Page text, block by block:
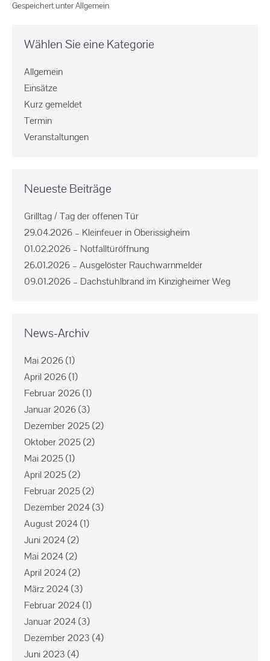
Gespeichert unterAllgemein
Wählen Sie eine Kategorie
Allgemein
Einsätze
Kurz gemeldet
Termin
Veranstaltungen
Neueste Beiträge
Grilltag / Tag der offenen Tür
29.04.2026 – Kleinfeuer in Oberissigheim
01.02.2026 – Notfalltüröffnung
26.01.2026 – Ausgelöster Rauchwarnmelder
09.01.2026 – Dachstuhlbrand im Kinzigheimer Weg
News-Archiv
Mai 2026(1)
April 2026(1)
Februar 2026(1)
Januar 2026(3)
Dezember 2025(2)
Oktober 2025(2)
Mai 2025(1)
April 2025(2)
Februar 2025(2)
Dezember 2024(3)
August 2024(1)
Juni 2024(2)
Mai 2024(2)
April 2024(2)
März 2024(3)
Februar 2024(1)
Januar 2024(3)
Dezember 2023 (4)
Juni 2023 (4)